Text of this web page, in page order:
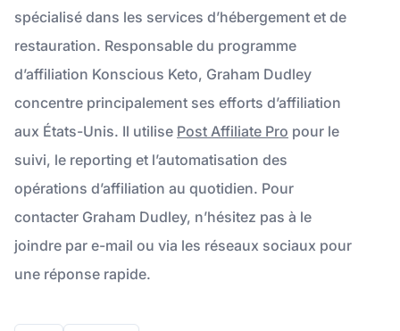
spécialisé dans les services d’hébergement et de
restauration. Responsable du programme
d’affiliation Konscious Keto, Graham Dudley
concentre principalement ses efforts d’affiliation
aux États-Unis. Il utilise Post Affiliate Pro pour le
suivi, le reporting et l’automatisation des
opérations d’affiliation au quotidien. Pour
contacter Graham Dudley, n’hésitez pas à le
joindre par e-mail ou via les réseaux sociaux pour
une réponse rapide.